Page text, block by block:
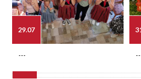
29.07
---